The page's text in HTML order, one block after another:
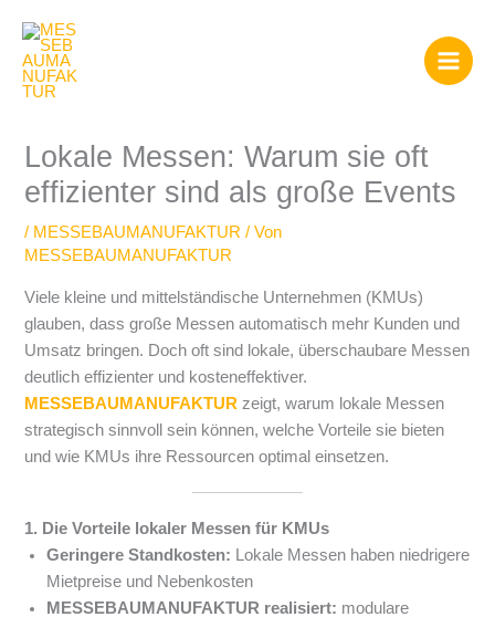
Inhalt
springen
Lokale Messen: Warum sie oft
effizienter sind als große Events
/ MESSEBAUMANUFAKTUR / Von
MESSEBAUMANUFAKTUR
Viele kleine und mittelständische Unternehmen (KMUs)
glauben, dass große Messen automatisch mehr Kunden und
Umsatz bringen. Doch oft sind lokale, überschaubare Messen
deutlich effizienter und kosteneffektiver.
MESSEBAUMANUFAKTUR zeigt, warum lokale Messen
strategisch sinnvoll sein können, welche Vorteile sie bieten
und wie KMUs ihre Ressourcen optimal einsetzen.
1. Die Vorteile lokaler Messen für KMUs
Geringere Standkosten: Lokale Messen haben niedrigere
Mietpreise und Nebenkosten
MESSEBAUMANUFAKTUR realisiert: modulare